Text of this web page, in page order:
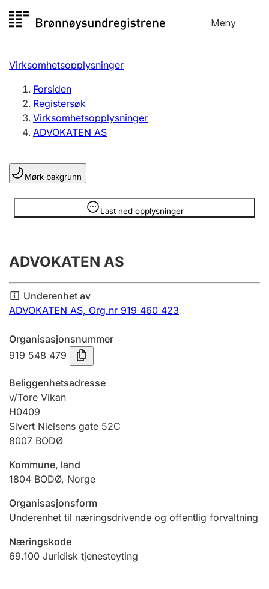
til
Meny
Registersøk
Aksjeselskap
Enkeltpersonforetak
Registrere, endre, slette
Lag og forening
Registrere, endre, slette
Årsregnskap
Innsending og forsinkelsesgebyr
Tinglysing
Jeger
Betaling og jegeravgiftskort
Offentlig sektor
Andre tema
Virksomhetsopplysninger
Forsiden
Registersøk
Virksomhetsopplysninger
ADVOKATEN AS
Mørk bakgrunn
Last ned opplysninger
Opplysninger er skjult
ADVOKATEN AS
Underenhet av
ADVOKATEN AS, Org.nr 919 460 423
Organisasjonsnummer
919 548 479
Beliggenhetsadresse
v/Tore Vikan
H0409
Sivert Nielsens gate 52C
8007 BODØ
Kommune, land
1804 BODØ, Norge
Organisasjonsform
Underenhet til næringsdrivende og offentlig forvaltning
Næringskode
69.100 Juridisk tjenesteyting